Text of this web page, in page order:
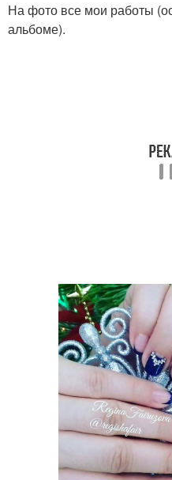
На фото все мои работы
альбоме).